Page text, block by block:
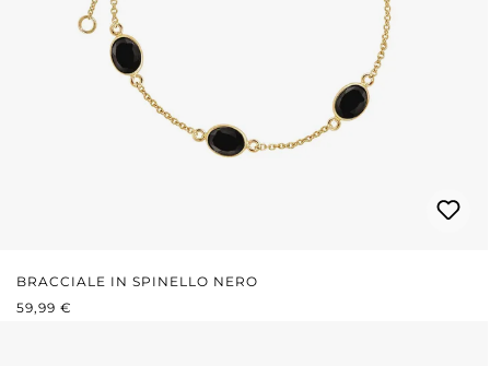
BRACCIALE IN SPINELLO NERO
PREZZO NORMALE:
59,99 €